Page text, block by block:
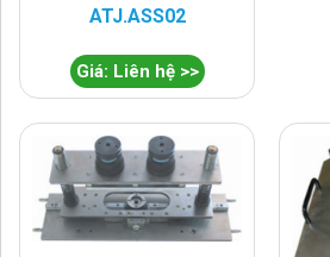
ATJ.ASS02
Giá: Liên hệ >>